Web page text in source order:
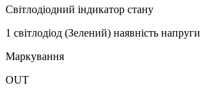
Світлодіодний індикатор стану
1 світлодіод (Зелений) наявність напруги
Маркування
OUT